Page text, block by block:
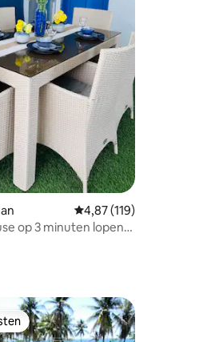
uit 5, 25 recensies
Gemiddelde
4,87 (119)
op 3 minuten lopen